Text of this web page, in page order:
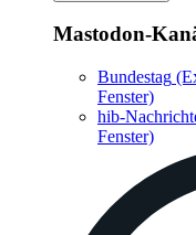
Mastodon-
Bundestag
Fenster)
hib-
Fenster)